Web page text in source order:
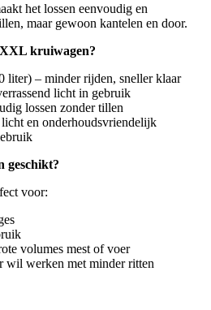
het lossen eenvoudig en
maar gewoon kantelen en door.
kruiwagen?
liter) – minder rijden, sneller klaar
licht in gebruik
lossen zonder tillen
en onderhoudsvriendelijk
geschikt?
voor:
volumes mest of voer
wil werken met minder ritten